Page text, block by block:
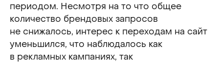
периодом. Несмотря на то что общее
количество брендовых запросов
не снижалось, интерес к переходам на сайт
уменьшился, что наблюдалось как
в рекламных кампаниях, так